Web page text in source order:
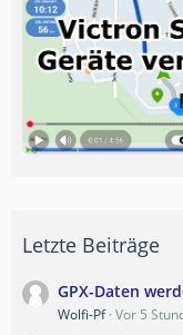
Letzte Beiträge
GPX-Daten
Wolfi-Pf Vor 5